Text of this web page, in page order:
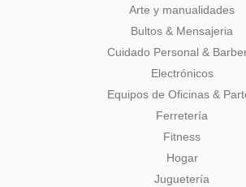
Arte y manualidades
Bultos & Mensajeria
Cuidado Personal &
Electrónicos
Equipos de Oficinas &
Ferretería
Fitness
Hogar
Juguetería